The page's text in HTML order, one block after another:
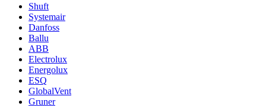
Shuft
Systemair
Danfoss
Ballu
ABB
Electrolux
Energolux
ESQ
GlobalVent
Gruner